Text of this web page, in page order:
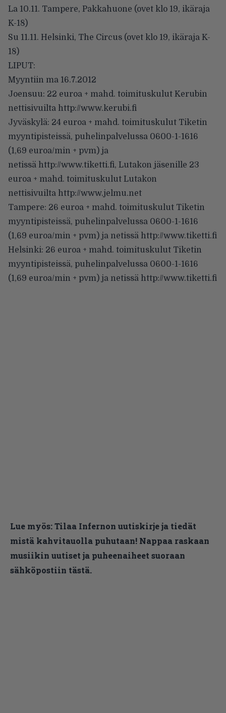
La 10.11. Tampere, Pakkahuone (ovet klo 19, ikäraja
K-18)
Su 11.11. Helsinki, The Circus (ovet klo 19, ikäraja K-
18)
LIPUT:
Myyntiin ma 16.7.2012
Joensuu: 22 euroa + mahd. toimituskulut Kerubin
nettisivuilta http://www.kerubi.fi
Jyväskylä: 24 euroa + mahd. toimituskulut Tiketin
myyntipisteissä, puhelinpalvelussa 0600-1-1616
(1,69 euroa/min + pvm) ja
netissä http://www.tiketti.fi, Lutakon jäsenille 23
euroa + mahd. toimituskulut Lutakon
nettisivuilta http://www.jelmu.net
Tampere: 26 euroa + mahd. toimituskulut Tiketin
myyntipisteissä, puhelinpalvelussa 0600-1-1616
(1,69 euroa/min + pvm) ja netissä http://www.tiketti.fi
Helsinki: 26 euroa + mahd. toimituskulut Tiketin
myyntipisteissä, puhelinpalvelussa 0600-1-1616
(1,69 euroa/min + pvm) ja netissä http://www.tiketti.fi
Lue myös:Tilaa Infernon uutiskirje ja tiedät
mistä kahvitauolla puhutaan! Nappaa raskaan
musiikin uutiset ja puheenaiheet suoraan
sähköpostiin tästä.